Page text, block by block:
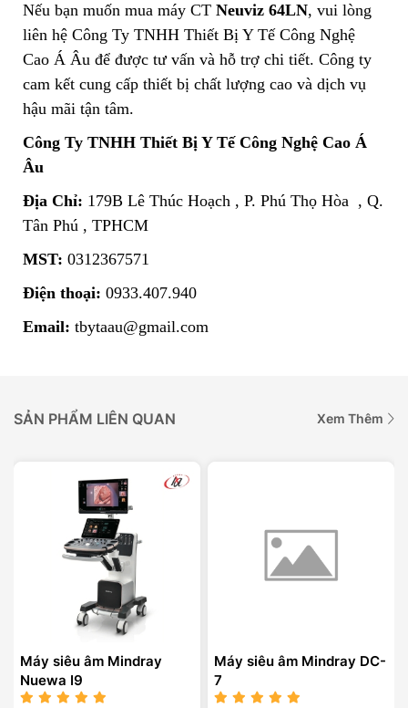
Nếu bạn muốn mua máy CT Neuviz 64LN, vui lòng
liên hệ Công Ty TNHH Thiết Bị Y Tế Công Nghệ
Cao Á Âu để được tư vấn và hỗ trợ chi tiết. Công ty
cam kết cung cấp thiết bị chất lượng cao và dịch vụ
hậu mãi tận tâm.
Công Ty TNHH Thiết Bị Y Tế Công Nghệ Cao Á
Âu
Địa Chỉ: 179B Lê Thúc Hoạch , P. Phú Thọ Hòa , Q.
Tân Phú , TPHCM
MST: 0312367571
Điện thoại: 0933.407.940
Email: tbytaau@gmail.com
SẢN PHẨM LIÊN QUAN Xem Thêm
Máy siêu âm Mindray
Nuewa I9
Máy siêu âm Mindray DC-
7